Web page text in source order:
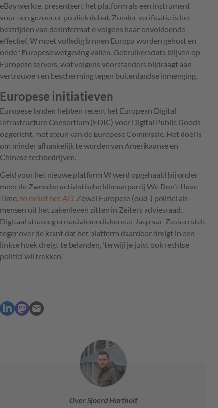
eBay werkte, presenteert het platform als een instrument
voor een gezonder publiek debat. Zonder verificatie is het
bestrijden van desinformatie volgens haar onvoldoende
effectief. W moet volledig binnen Europa worden gehost en
onder Europese wetgeving vallen. Gebruikersdata blijven op
Europese servers, wat volgens voorstanders bijdraagt aan
vertrouwen en bescherming tegen buitenlandse inmenging.
Europese initiatieven
Europese landen hebben recent het European Digital
Infrastructure Consortium (EDIC) voor Digital Public Goods
opgericht, met steun van de Europese Commissie. Het doel is
om minder afhankelijk te worden van Amerikaanse en
Chinese techbedrijven.
Geld voor het nieuwe platform W werd opgehaald bij onder
meer de Zweedse activistische klimaatpartij We Don’t Have
Time, zo meldt het AD. Zowel Europese (oud-) politici als
mensen uit het zakenleven zitten in Zeiters adviesraad.
Digitaal strateeg en socialemediakenner Jaap van Zessen stelt
tegenover de krant dat het platform daardoor dreigt in een
linkse hoek dreigt te belanden, ‘terwijl je juist ook rechtse
politici wil trekken.’
Over Sjoerd Hartholt